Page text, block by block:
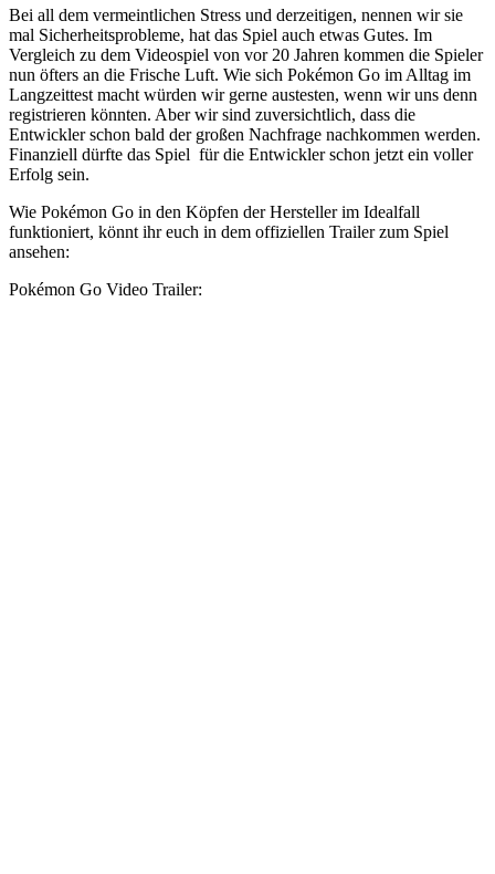
Bei all dem vermeintlichen Stress und derzeitigen, nennen wir sie
mal Sicherheitsprobleme, hat das Spiel auch etwas Gutes. Im
Vergleich zu dem Videospiel von vor 20 Jahren kommen die Spieler
nun öfters an die Frische Luft. Wie sich Pokémon Go im Alltag im
Langzeittest macht würden wir gerne austesten, wenn wir uns denn
registrieren könnten. Aber wir sind zuversichtlich, dass die
Entwickler schon bald der großen Nachfrage nachkommen werden.
Finanziell dürfte das Spiel für die Entwickler schon jetzt ein voller
Erfolg sein.
Wie Pokémon Go in den Köpfen der Hersteller im Idealfall
funktioniert, könnt ihr euch in dem offiziellen Trailer zum Spiel
ansehen:
Pokémon Go Video Trailer: